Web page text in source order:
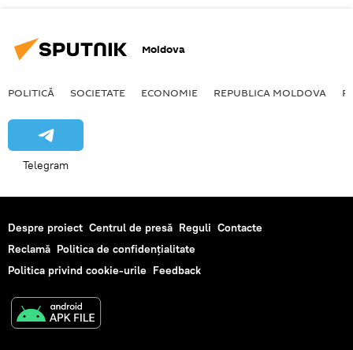
Moldova
POLITICĂ SOCIETATE ECONOMIE REPUBLICA MOLDOVA
Telegram
Despre proiect Centrul de presă Reguli Contacte
Reclamă Politica de confidențialitate
Politica privind cookie-urile Feedback